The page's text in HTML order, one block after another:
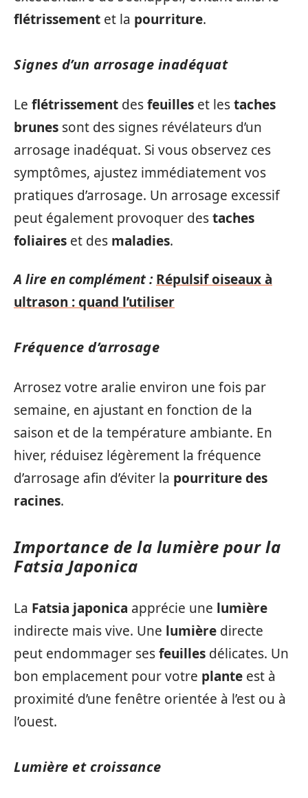
flétrissement et la pourriture.
Signes d’un arrosage inadéquat
Le flétrissement desfeuilles et lestaches
brunes sont des signes révélateurs d’un
arrosage inadéquat. Si vous observez ces
symptômes, ajustez immédiatement vos
pratiques d’arrosage. Un arrosage excessif
peut également provoquer destaches
foliaires et des maladies.
A lire en complément : Répulsif oiseaux à
ultrason : quand l’utiliser
Fréquence d’arrosage
Arrosez votre aralie environ une fois par
semaine, en ajustant en fonction de la
saison et de la température ambiante. En
hiver, réduisez légèrement la fréquence
d’arrosage afin d’éviter la pourriture des
racines.
Importance de la lumière pour la
Fatsia Japonica
La Fatsia japonica apprécie une lumière
indirecte mais vive. Une lumière directe
peut endommager sesfeuilles délicates. Un
bon emplacement pour votre plante est à
proximité d’une fenêtre orientée à l’est ou à
l’ouest.
Lumière et croissance